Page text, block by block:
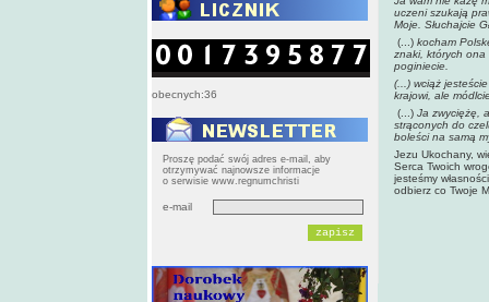
obecnych:36
Proszę podać swój adres e-mail, aby
otrzymywać najnowsze informacje
o serwisie www.regnumchristi
e-mail
uczeni szukają
Moje. Słuchajcie
(...) kocham
znaki, których ona
poginiecie.
(...) wciąż
krajowi, ale
(...) Ja zwyciężę,
strąconych do
boleści na samą
Jezu Ukochany,
Serca Twoich
jesteśmy
odbierz co Twoje